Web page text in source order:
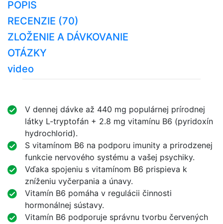
POPIS
RECENZIE (70)
ZLOŽENIE A DÁVKOVANIE
OTÁZKY
video
V dennej dávke až 440 mg populárnej prírodnej
látky L-tryptofán + 2.8 mg vitamínu B6 (pyridoxín
hydrochlorid).
S vitamínom B6 na podporu imunity a prirodzenej
funkcie nervového systému a vašej psychiky.
Vďaka spojeniu s vitamínom B6 prispieva k
zníženiu vyčerpania a únavy.
Vitamín B6 pomáha v regulácii činnosti
hormonálnej sústavy.
Vitamín B6 podporuje správnu tvorbu červených